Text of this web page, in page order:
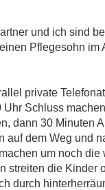
und ich sind
Pflegesohn im
private
Schluss
dann 30 Minuten
dem Weg und
um noch
streiten die Kinder
durch